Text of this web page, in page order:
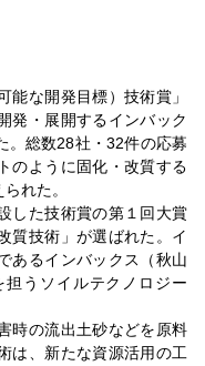
な開発目標）技術賞」
発・展開するインバック
。総数28社・32件の応募
のように固化・改質する
れた。
した技術賞の第１回大賞
質技術」が選ばれた。イ
あるインバックス（秋山
うソイルテクノロジー
時の流出土砂などを原料
は、新たな資源活用の工